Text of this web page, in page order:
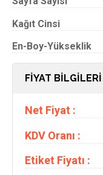
Kağıt Cinsi
En-Boy-Yükseklik
FİYAT BİLGİLERİ
Net Fiyat :
KDV Oranı :
Etiket Fiyatı :